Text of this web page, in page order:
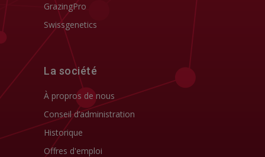
GrazingPro
Swissgenetics
La société
À propros de nous
Conseil d’administration
Historique
Offres d'emploi